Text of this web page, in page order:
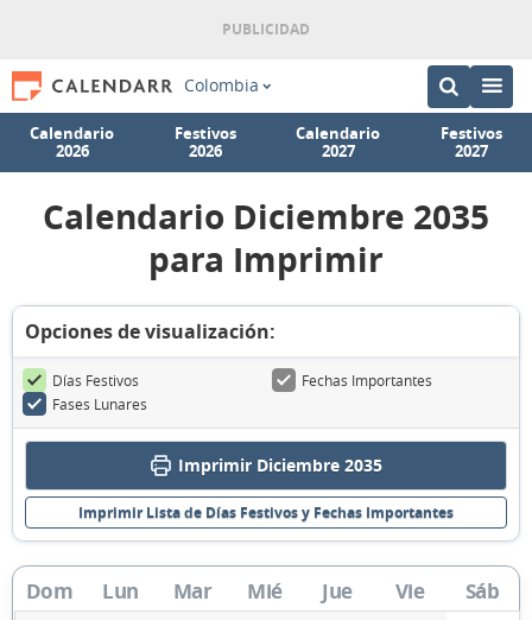
Colombia
Calendario
2026
Festivos
2026
Calendario
2027
Festivos
2027
Calendario Diciembre 2035
para Imprimir
Opciones de visualización:
Días Festivos
Fechas Importantes
Fases Lunares
Imprimir Diciembre 2035
Imprimir Lista de Días Festivos y Fechas Importantes
Dom Lun Mar Mié Jue Vie Sáb